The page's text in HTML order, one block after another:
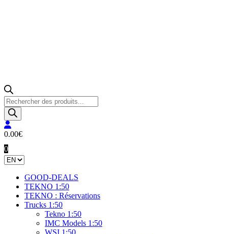
Products
search
0.00€
0
GOOD-DEALS
TEKNO 1:50
TEKNO : Réservations
Trucks 1:50
Tekno 1:50
IMC Models 1:50
WSI 1:50